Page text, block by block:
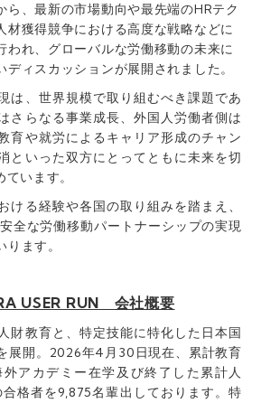
ら、最新の市場動向や最先端のHRテク
材獲得競争における高度な戦略などに
われ、グローバルな労働移動の未来に
ディスカッションが展開されました。
は、世界規模で取り組むべき課題であ
さらなる事業成長、外国人労働者側は
育や就労によるキャリア形成のチャン
といった双方にとってともに未来を切
います。
ける経験や各国の取り組みを踏まえ、
全な労働移動パートナーシップの実現
ます。
USER RUN 会社概要
財教育と、特定技能に特化した日本国
展開。2026年4月30日現在、累計教育
外アカデミー在学及び終了した累計人
格者を9,875名輩出しております。特